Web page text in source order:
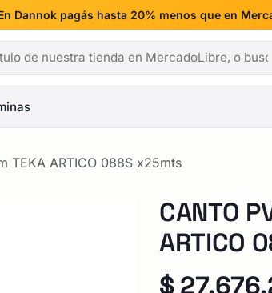
Dannok pagás hasta 20% menos que en
TEKA ARTICO 088S x25mts
CANTO
ARTICO
$